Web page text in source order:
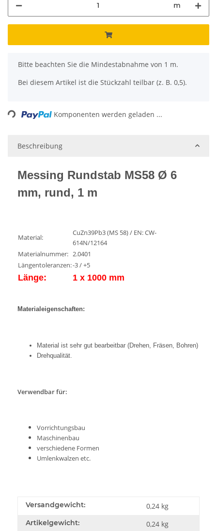
m
x
Bitte beachten Sie die Mindestabnahme von 1 m.
Bei diesem Artikel ist die Stückzahl teilbar (z. B. 0,5).
Komponenten werden geladen ...
Beschreibung
Messing Rundstab MS58 Ø 6
mm, rund, 1 m
Material:
CuZn39Pb3 (MS 58) / EN: CW-
614N/12164
Materialnummer: 2.0401
Längentoleranzen:-3 / +5
Länge: 1 x 1000 mm
Materialeigenschaften:
Material ist sehr gut bearbeitbar (Drehen, Fräsen, Bohren)
Drehqualität.
Verwendbar für:
Vorrichtungsbau
Maschinenbau
verschiedene Formen
Umlenkwalzen etc.
Versandgewicht: 0,24 kg
Artikelgewicht: 0,24 kg